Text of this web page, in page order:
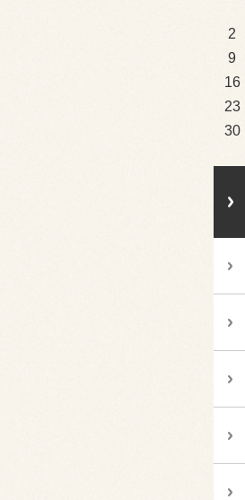
2
9
16
23
30